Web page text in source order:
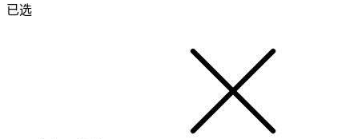
已选